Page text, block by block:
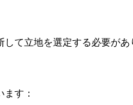
て立地を選定する必要があ
す：